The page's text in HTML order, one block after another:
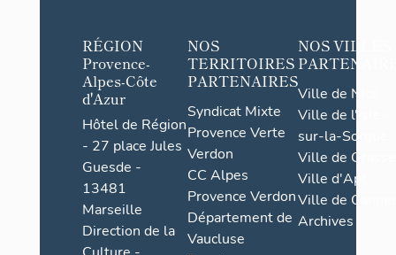
RÉGION
Provence-
Alpes-Côte
d'Azur
Hôtel de Région
- 27 place Jules
Guesde -
13481
Marseille
Direction de la
NOS
TERRITOIRES
PARTENAIRES
Syndicat Mixte
Provence Verte
Verdon
CC Alpes
Provence Verdon
Département de
Vaucluse
NOS VILLES
Ville de Nice
Ville de l'Isle-
sur-la-Sorgue
Ville de Grasse
Ville d'Apt
Ville de
Archives